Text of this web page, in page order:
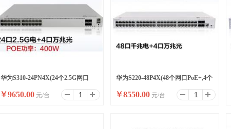
华为S310-24PN4X(24个2.5G网口
(400W PoE+),4个万兆SFP+)
￥9650.00 元/台
华为S220-48P4X(48个网口PoE+,4个
万兆SFP+)
￥8550.00 元/台